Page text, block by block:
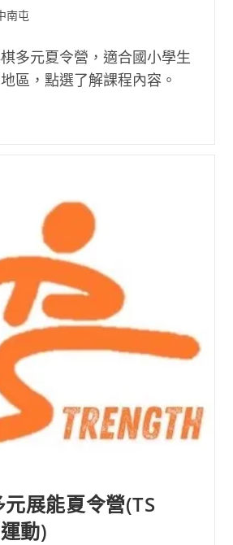
南屯
多元夏令營，適合國小學生
區，點選了解課程內容。
展能夏令營(TS
動)